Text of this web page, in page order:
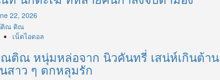
22, 2026
เน็ตไอดอล
ติณ หนุ่มหล่อจาก นิวคันทรี่ เสน่ห์เกินต้าน
สาว ๆ ตกหลุมรัก